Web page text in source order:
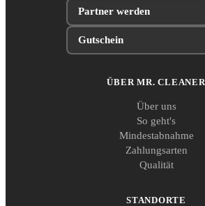
Partner werden
Gutschein
ÜBER MR. CLEANER
Über uns
So geht's
Mindestabnahme
Zahlungsarten
Qualität
STANDORTE